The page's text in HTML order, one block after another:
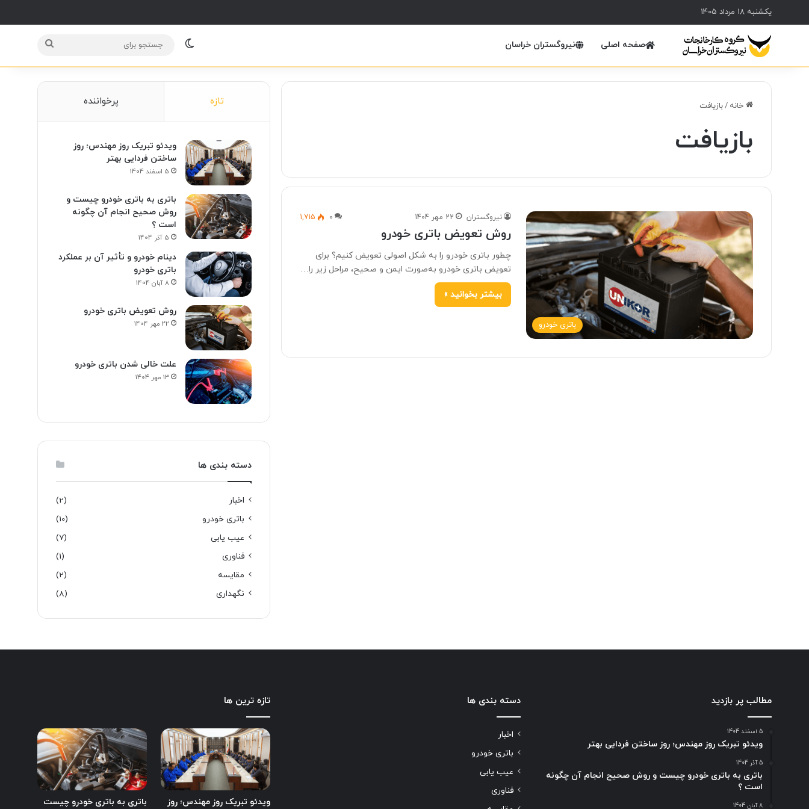
یکشنبه 18 مرداد 1405
صفحه اصلی نیروگستران خراسان Switch skin
برای
خانه /بازیافت
بازیافت
باتری خودرو
نیروگستران 22 مهر 1404 0
1,715
روش تعویض باتری خودرو
چطور باتری خودرو را به شکل اصولی تعویض کنیم؟ برای
تعویض باتری خودرو به‌صورت ایمن و صحیح، مراحل زیر را…
بیشتر بخوانید »
تازه پرخواننده
ویدئو تبریک روز مهندس؛ روز
ساختن فردایی بهتر
5 اسفند 1404
باتری به باتری خودرو چیست و
روش صحیح انجام آن چگونه
است ؟
5 آذر 1404
دینام خودرو و تأثیر آن بر عملکرد
باتری خودرو
8 آبان 1404
روش تعویض باتری خودرو
22 مهر 1404
علت خالی شدن باتری خودرو
13 مهر 1404
دسته بندی ها
اخبار
(2)
باتری خودرو
(10)
عیب یابی
(7)
فناوری
(1)
مقایسه
(2)
نگهداری
(8)
مطالب پر بازدید
5 اسفند 1404
ویدئو تبریک روز مهندس؛ روز ساختن فردایی بهتر
5 آذر 1404
باتری به باتری خودرو چیست و روش صحیح انجام آن چگونه
است ؟
8 آبان 1404
دسته بندی ها
اخبار
باتری خودرو
عیب یابی
فناوری
تازه ترین ها
ویدئو تبریک روز مهندس؛ روز
باتری به باتری خودرو چیست